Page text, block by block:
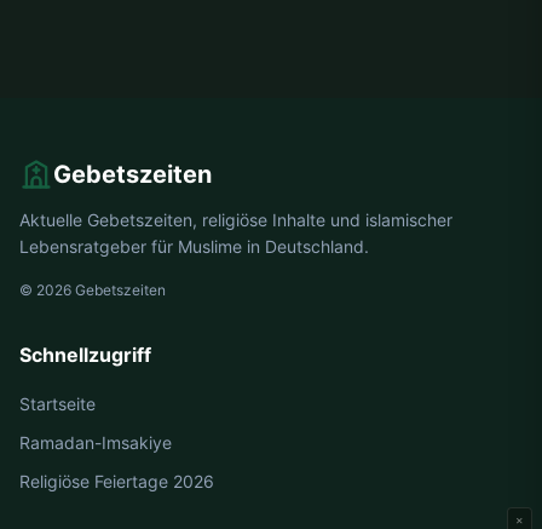
×
Gebetszeiten
Aktuelle Gebetszeiten, religiöse Inhalte und islamischer
Lebensratgeber für Muslime in Deutschland.
© 2026 Gebetszeiten
Schnellzugriff
Startseite
Ramadan-Imsakiye
Religiöse Feiertage 2026